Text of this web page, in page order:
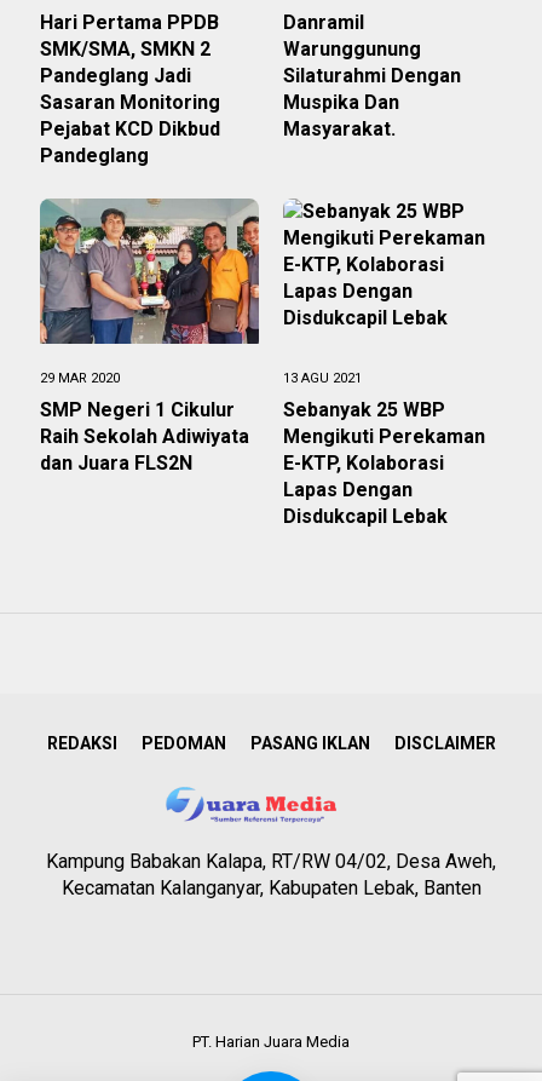
Hari Pertama PPDB
SMK/SMA, SMKN 2
Pandeglang Jadi
Sasaran Monitoring
Pejabat KCD Dikbud
Pandeglang
Danramil
Warunggunung
Silaturahmi Dengan
Muspika Dan
Masyarakat.
29 MAR 2020
SMP Negeri 1 Cikulur
Raih Sekolah Adiwiyata
dan Juara FLS2N
13 AGU 2021
Sebanyak 25 WBP
Mengikuti Perekaman
E-KTP, Kolaborasi
Lapas Dengan
Disdukcapil Lebak
REDAKSI PEDOMAN PASANG IKLAN DISCLAIMER
Kampung Babakan Kalapa, RT/RW 04/02, Desa Aweh,
Kecamatan Kalanganyar, Kabupaten Lebak, Banten
PT. Harian Juara Media